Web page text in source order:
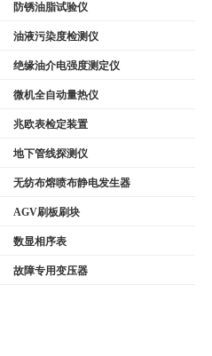
防锈油脂试验仪
油液污染度检测仪
绝缘油介电强度测定仪
微机全自动量热仪
兆欧表检定装置
地下管线探测仪
无纺布熔喷布静电发生器
AGV刷板刷块
数显相序表
故障专用变压器